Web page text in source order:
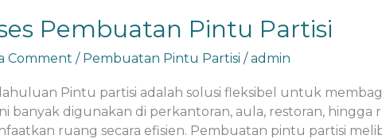
Pembuatan Pintu Partisi
Comment / Pembuatan Pintu Partisi /admin
Pintu partisi adalah solusi fleksibel untuk
banyak digunakan di perkantoran, aula, restoran,
ruang secara efisien. Pembuatan pintu partisi